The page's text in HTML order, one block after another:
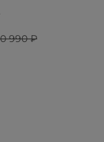
990 ₽